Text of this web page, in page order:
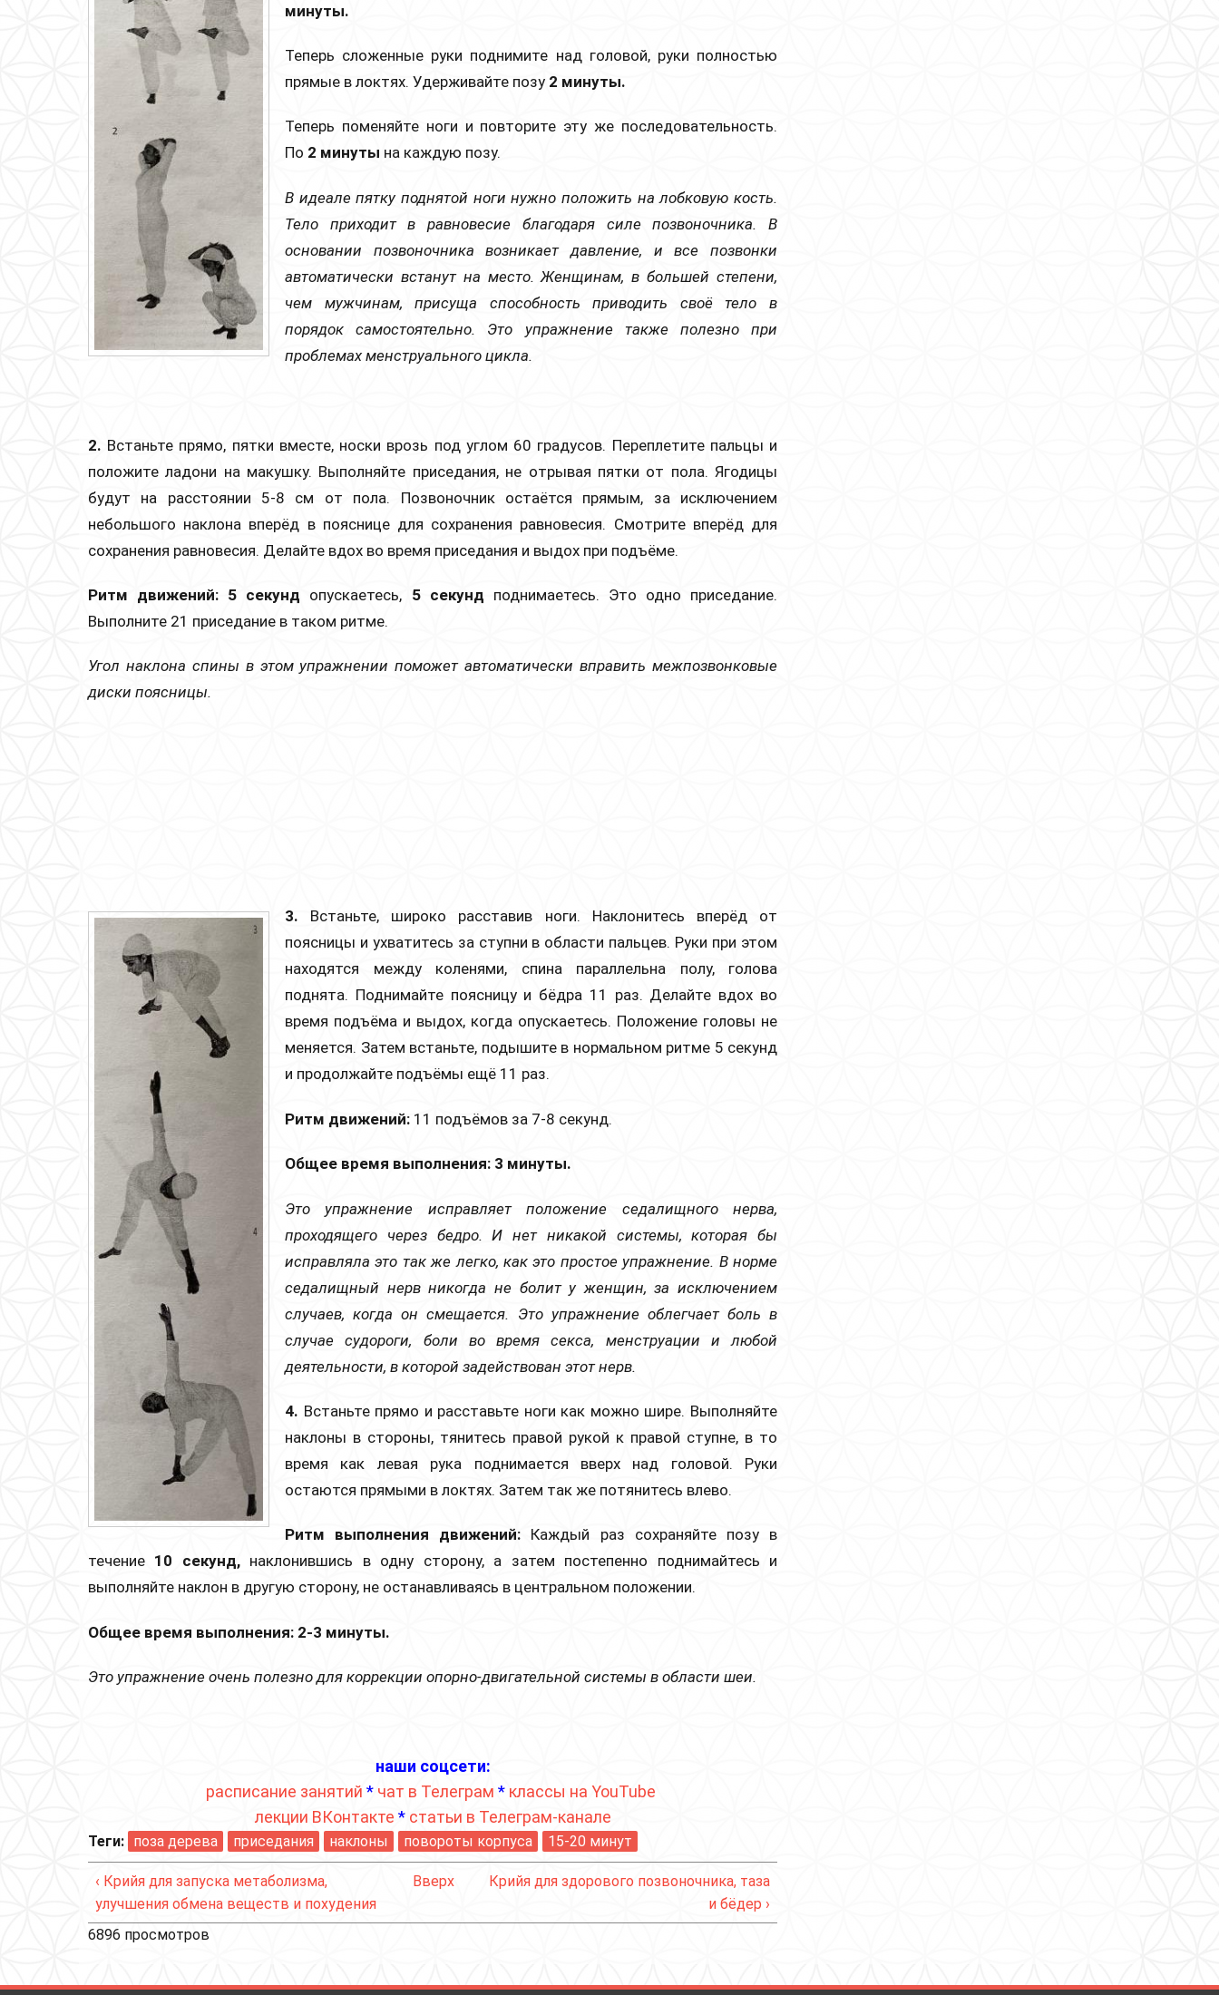
минуты.
Теперь сложенные руки поднимите над головой, руки полностью
прямые в локтях. Удерживайте позу 2 минуты.
Теперь поменяйте ноги и повторите эту же последовательность.
По 2 минуты на каждую позу.
В идеале пятку поднятой ноги нужно положить на лобковую кость.
Тело приходит в равновесие благодаря силе позвоночника. В
основании позвоночника возникает давление, и все позвонки
автоматически встанут на место. Женщинам, в большей степени,
чем мужчинам, присуща способность приводить своё тело в
порядок самостоятельно. Это упражнение также полезно при
проблемах менструального цикла.
2. Встаньте прямо, пятки вместе, носки врозь под углом 60 градусов. Переплетите пальцы и
положите ладони на макушку. Выполняйте приседания, не отрывая пятки от пола. Ягодицы
будут на расстоянии 5-8 см от пола. Позвоночник остаётся прямым, за исключением
небольшого наклона вперёд в пояснице для сохранения равновесия. Смотрите вперёд для
сохранения равновесия. Делайте вдох во время приседания и выдох при подъёме.
Ритм движений: 5 секунд опускаетесь, 5 секунд поднимаетесь. Это одно приседание.
Выполните 21 приседание в таком ритме.
Угол наклона спины в этом упражнении поможет автоматически вправить межпозвонковые
диски поясницы.
3. Встаньте, широко расставив ноги. Наклонитесь вперёд от
поясницы и ухватитесь за ступни в области пальцев. Руки при этом
находятся между коленями, спина параллельна полу, голова
поднята. Поднимайте поясницу и бёдра 11 раз. Делайте вдох во
время подъёма и выдох, когда опускаетесь. Положение головы не
меняется. Затем встаньте, подышите в нормальном ритме 5 секунд
и продолжайте подъёмы ещё 11 раз.
Ритм движений: 11 подъёмов за 7-8 секунд.
Общее время выполнения: 3 минуты.
Это упражнение исправляет положение седалищного нерва,
проходящего через бедро. И нет никакой системы, которая бы
исправляла это так же легко, как это простое упражнение. В норме
седалищный нерв никогда не болит у женщин, за исключением
случаев, когда он смещается. Это упражнение облегчает боль в
случае судороги, боли во время секса, менструации и любой
деятельности, в которой задействован этот нерв.
4. Встаньте прямо и расставьте ноги как можно шире. Выполняйте
наклоны в стороны, тянитесь правой рукой к правой ступне, в то
время как левая рука поднимается вверх над головой. Руки
остаются прямыми в локтях. Затем так же потянитесь влево.
Ритм выполнения движений: Каждый раз сохраняйте позу в
течение 10 секунд, наклонившись в одну сторону, а затем постепенно поднимайтесь и
выполняйте наклон в другую сторону, не останавливаясь в центральном положении.
Общее время выполнения: 2-3 минуты.
Это упражнение очень полезно для коррекции опорно-двигательной системы в области шеи.
наши соцсети:
расписание занятий * чат в Телеграм * классы на YouTube
лекции ВКонтакте * статьи в Телеграм-канале
Теги: поза дерева приседания наклоны повороты корпуса 15-20 минут
‹ Крийя для запуска метаболизма,
улучшения обмена веществ и похудения
Вверх
Крийя для здорового позвоночника, таза
и бёдер ›
6896 просмотров